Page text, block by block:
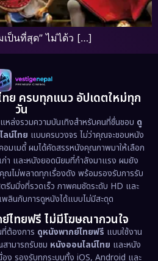
เป็นที่สุด” ไม่ได้ว […]
ย ครบทุกแนว อัปเดตใหม่ทุก
วัน
หล่งรวมความบันเทิงสำหรับคนที่ชื่นชอบ ดู
ลน์ไทย แบบครบวงจร ไม่ว่าคุณจะชอบหนัง
มเมดี้ ผมได้คัดสรรหนังคุณภาพมาให้เลือก
ก่า และหนังยอดนิยมที่กำลังมาแรง ผมยัง
ณไม่พลาดทุกเรื่องดัง พร้อมรองรับการรับ
มมิ่งที่รวดเร็ว ภาพคมชัดระดับ HD และ
ลินกับการดูหนังได้แบบไม่มีสะดุด
ไทยฟรี ไม่มีโฆษณากวนใจ
ต้องการ ดูหนังพากย์ไทยฟรี แบบใช้งาน
ามารถรับชม หนังออนไลน์ไทย และหนัง
ง รองรับทุกระบบทั้ง iOS, Android และ